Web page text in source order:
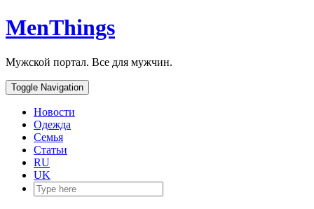
MenThings
Мужской портал. Все для мужчин.
Toggle Navigation
Новости
Одежда
Семья
Статьи
RU
UK